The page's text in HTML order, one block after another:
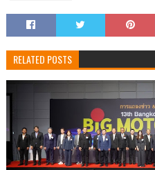
RELATED POSTS